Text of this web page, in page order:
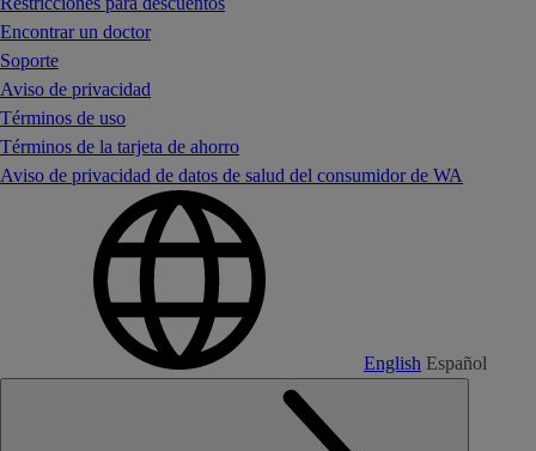
Encontrar un doctor
Soporte
Aviso de privacidad
Términos de uso
Términos de la tarjeta de ahorro
Aviso de privacidad de datos de salud del consumidor de WA
English Español